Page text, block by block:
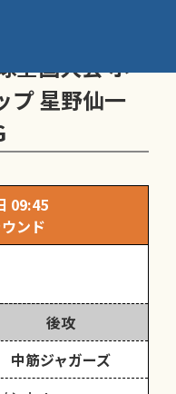
ナメント
全国大会 ポ
プ 星野仙一
09:45
ンド
後攻
中筋ジャガーズ